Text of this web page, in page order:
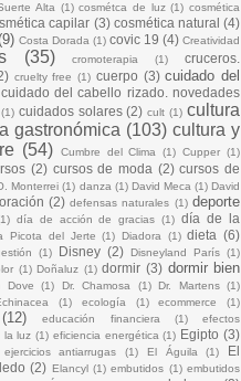
Alta (1) cosmétca de luz (1) cosmética
capilar (3) cosmética natural (4)
Costa Dorada (1) covic 19 (4) Creatividad
(35) cromoterapia (1)
cruceros.
cruelty free (1) cuerpo (3) cuidado del
cuidado del cabello rizado. novedades
(1) cuidados solares (2) cult (1) cultura
gastronómica (103) cultura y
(54) Cumbre del Clima (1) Cupper (1)
(2) cursos de moda (2) cursos de
Monterrei (1) danza (1) David Meca (1) David
(2) defensas naturales (1) deporte
día de acción de gracias (1) día de la
Picota del Jerte (1) Diadora (1) dieta (6)
(1) Disney (2) Disneyland París (1)
(1) Doñaluz (1) dormir (3) dormir bien
Dove (1) Dr. Chamosa (1) Dr. Martens (1)
(1) ecología (1) ecommerce (1)
(12) educación financiera (1)
efectos
la luz (1) eficiencia energética (1) Egipto (3)
ejercicios antiarrugas (1) El Águila (1)
El
(2) Elancyl (1) embutidos (1) embutidos